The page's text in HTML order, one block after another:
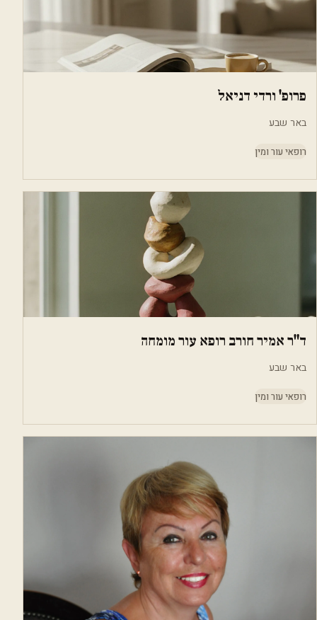
פרופ' ורדי דניאל
באר שבע
רופאי עור ומין
ד"ר אמיר חורב רופא עור מומחה
באר שבע
רופאי עור ומין